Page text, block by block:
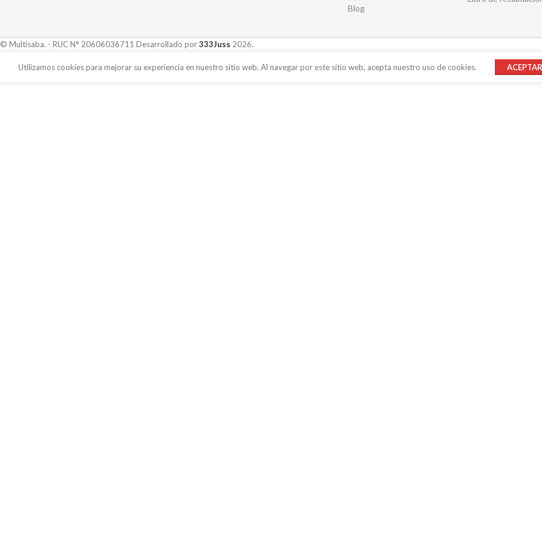
Blog
© Multisaba. - RUC N° 20606036711 Desarrollado por333Juss 2026.
Utilizamos cookies para mejorar su experiencia en nuestro sitio web. Al navegar por este sitio web, acepta nuestro uso de cookies. ACEPTAR